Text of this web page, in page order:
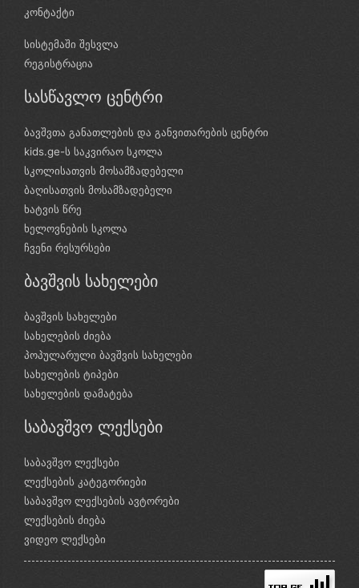
კონტაქტი
სისტემაში შესვლა
რეგისტრაცია
სასწავლო ცენტრი
ბავშვთა განათლების და განვითარების ცენტრი
kids.ge-ს საკვირაო სკოლა
სკოლისათვის მოსამზადებელი
ბაღისათვის მოსამზადებელი
ხატვის წრე
ხელოვნების სკოლა
ჩვენი რესურსები
ბავშვის სახელები
ბავშვის სახელები
სახელების ძიება
პოპულარული ბავშვის სახელები
სახელების ტიპები
სახელების დამატება
საბავშვო ლექსები
საბავშვო ლექსები
ლექსების კატეგორიები
საბავშვო ლექსების ავტორები
ლექსების ძიება
ვიდეო ლექსები